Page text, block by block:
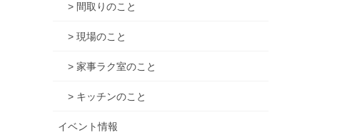
> 間取りのこと
> 現場のこと
> 家事ラク室のこと
> キッチンのこと
イベント情報